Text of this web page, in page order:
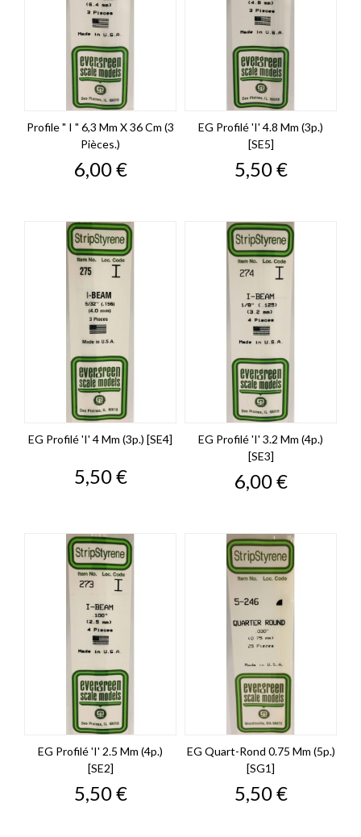
Profile " I " 6,3 Mm X 36 Cm (3
Pièces.)
Prix
6,00 €
EG Profilé 'I' 4.8 Mm (3p.)
[SE5]
Prix
5,50 €
EG Profilé 'I' 4 Mm (3p.) [SE4]
Prix
5,50 €
EG Profilé 'I' 3.2 Mm (4p.)
[SE3]
Prix
6,00 €
EG Profilé 'I' 2.5 Mm (4p.)
[SE2]
Prix
5,50 €
EG Quart-Rond 0.75 Mm (5p.)
[SG1]
Prix
5,50 €